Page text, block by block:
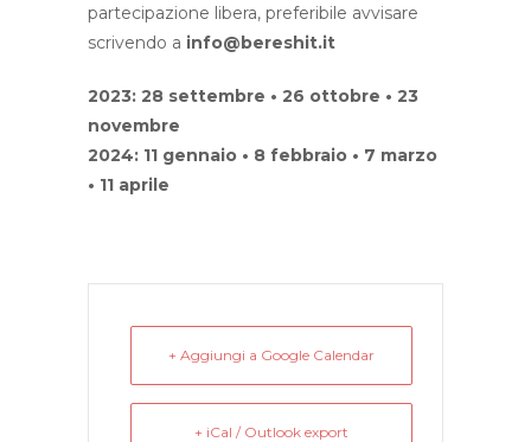
partecipazione libera, preferibile avvisare
scrivendo a info@bereshit.it
2023: 28 settembre • 26 ottobre • 23
novembre
2024: 11 gennaio • 8 febbraio • 7 marzo
• 11 aprile
+ Aggiungi a Google Calendar
+ iCal / Outlook export